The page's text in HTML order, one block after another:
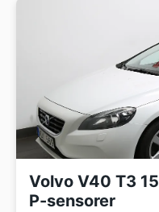
Volvo V40 T3
P-sensorer